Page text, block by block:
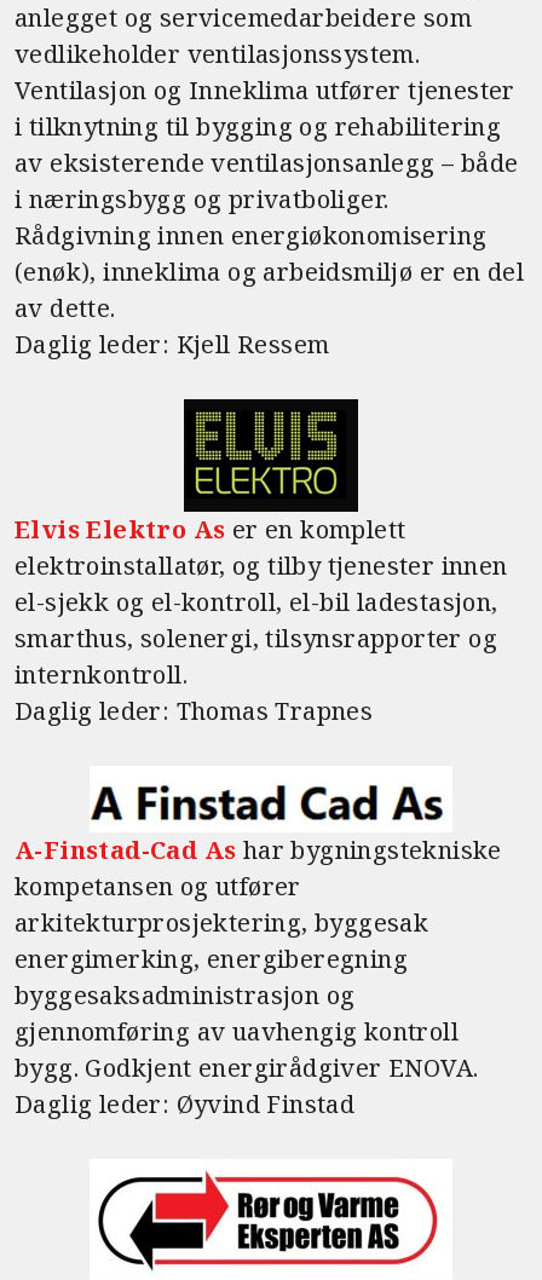
anlegget og servicemedarbeidere som
vedlikeholder ventilasjonssystem.
Ventilasjon og Inneklima utfører tjenester
i tilknytning til bygging og rehabilitering
av eksisterende ventilasjonsanlegg – både
i næringsbygg og privatboliger.
Rådgivning innen energiøkonomisering
(enøk), inneklima og arbeidsmiljø er en del
av dette.
Daglig leder: Kjell Ressem
Elvis Elektro As er en komplett
elektroinstallatør, og tilby tjenester innen
el-sjekk og el-kontroll, el-bil ladestasjon,
smarthus, solenergi, tilsynsrapporter og
internkontroll.
Daglig leder: Thomas Trapnes
A-Finstad-Cad As har bygningstekniske
kompetansen og utfører
arkitekturprosjektering, byggesak
energimerking, energiberegning
byggesaksadministrasjon og
gjennomføring av uavhengig kontroll
bygg. Godkjent energirådgiver ENOVA.
Daglig leder: Øyvind Finstad